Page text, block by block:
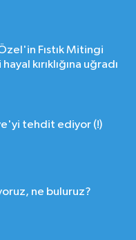
Fıstık Mitingi
kırıklığına uğradı
tehdit ediyor (!)
ne buluruz?